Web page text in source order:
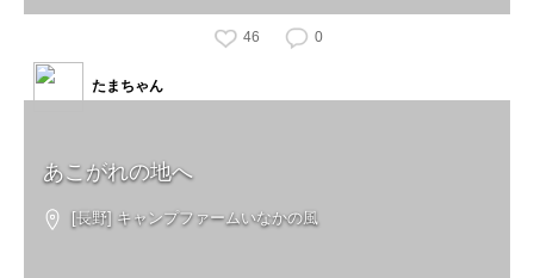
46 0
あこがれの地へ
[長野] キャンプファームいなかの風
たまちゃん